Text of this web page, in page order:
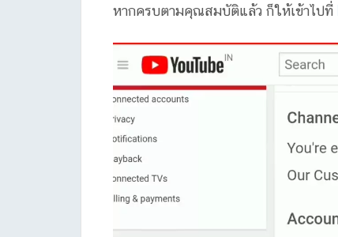
หากครบตามคุณสมบัติแล้ว ก็ให้เข้าไปที่